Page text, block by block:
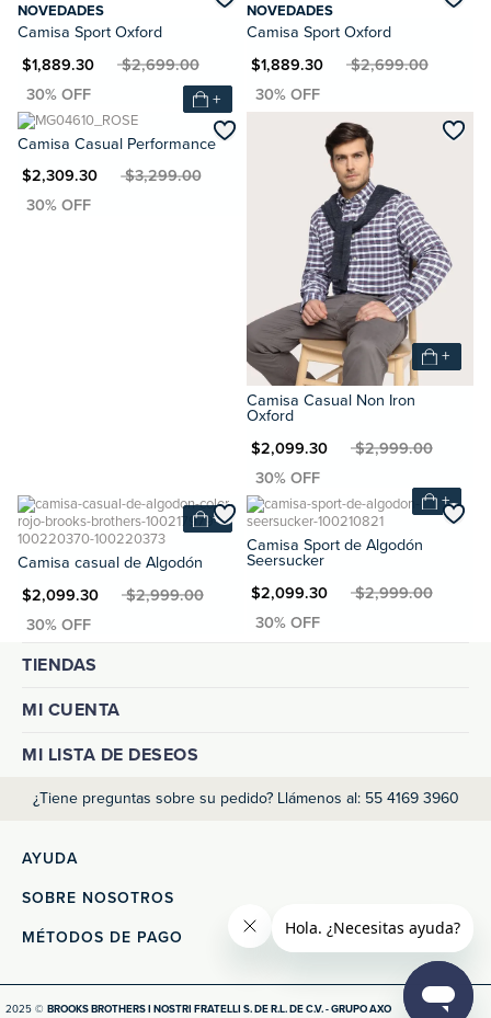
NOVEDADES
Camisa Sport Oxford
$1,889.30MXN $2,699.00
NOVEDADES
Camisa Sport Oxford
MXN $1,889.30MXN $2,699.00
+
Camisa Casual Performance
$2,309.30MXN $3,299.00
+
Camisa Casual Non Iron
Oxford
MXN $2,099.30MXN $2,999.00
+
Camisa casual de Algodón
$2,099.30MXN $2,999.00
+
Camisa Sport de Algodón
Seersucker
MXN $2,099.30MXN $2,999.00
TIENDAS
MI CUENTA
MI LISTA DE DESEOS
¿Tiene preguntas sobre su pedido? Llámenos al: 55 4169 3960
AYUDA
SOBRE NOSOTROS
MÉTODOS DE PAGO
2025 © BROOKS BROTHERS I NOSTRI FRATELLI S. DE R.L. DE C.V. - GRUPO AXO